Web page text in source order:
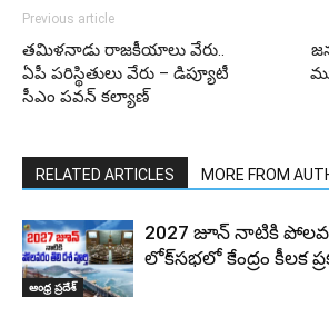
Previous article
తమిళనాడు రాజకీయాలు వేరు..
ఏపీ పరిస్థితులు వేరు – డిప్యూటీ
సీఎం పవన్ కల్యాణ్
RELATED ARTICLES MORE FROM
ఆంధ్ర ప్రదేశ్
2027 జూన్ నాటికి
లోక్‌సభలో కేంద్రం కీలక